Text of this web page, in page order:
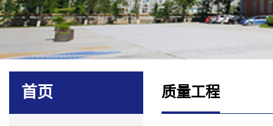
首页 质量工程